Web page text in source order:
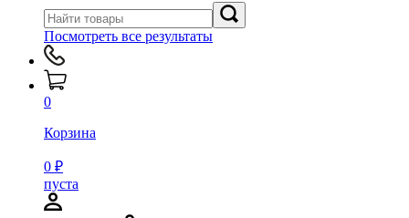
Посмотреть все результаты
0
Корзина
0 ₽
пуста